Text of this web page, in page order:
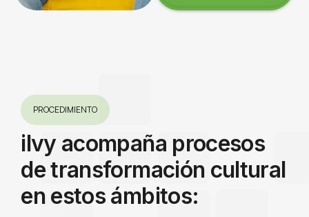
PROCEDIMIENTO
ilvy acompaña procesos
de transformación cultural
en estos ámbitos: